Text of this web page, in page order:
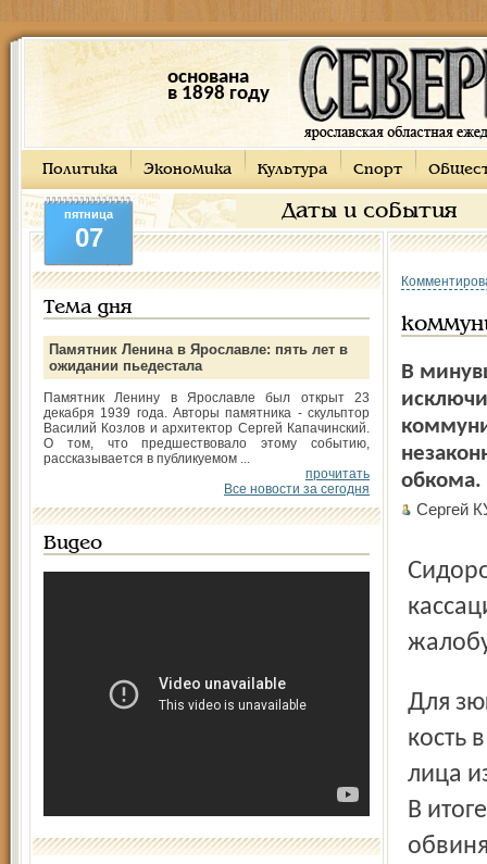
основана
в 1898 году
Политика Экономика Культура Спорт
Даты и события
пятница
07
Тема дня
Памятник Ленина в Ярославле: пять лет в
ожидании пьедестала
Памятник Ленину в Ярославле был открыт 23
декабря 1939 года. Авторы памятника - скульптор
Василий Козлов и архитектор Сергей Капачинский.
О том, что предшествовало этому событию,
рассказывается в публикуемом ...
прочитать
Все новости за сегодня
Видео
В
обкома.
Сергей
Сидоров проиграл процессы в районном суде и в
Для зюгановской партии упрямый правдоискатель – как
кость
лица
В